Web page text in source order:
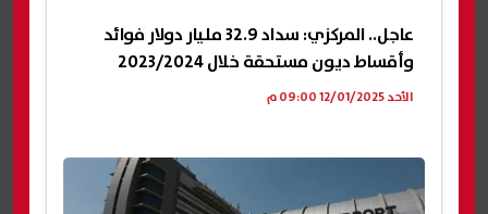
عاجل.. المركزي: سداد 32.9 مليار دولار فوائد
وأقساط ديون مستحقة خلال 2023/2024
الأحد 12/01/2025 09:00 م